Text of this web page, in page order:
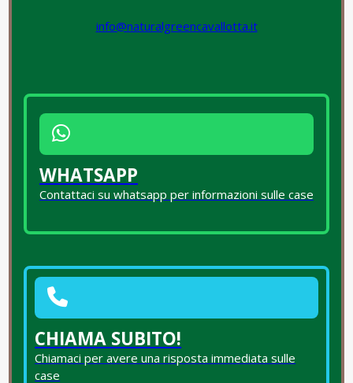
info@naturalgreencavallotta.it
WHATSAPP
Contattaci su whatsapp per informazioni sulle case
CHIAMA SUBITO!
Chiamaci per avere una risposta immediata sulle
case